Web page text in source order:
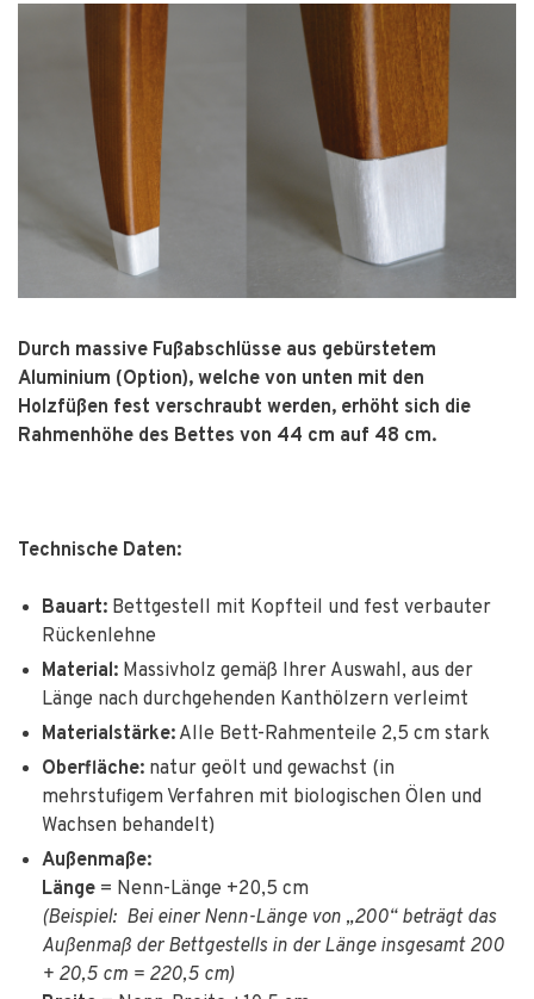
Durch massive Fußabschlüsse aus gebürstetem
Aluminium (Option), welche von unten mit den
Holzfüßen fest verschraubt werden, erhöht sich die
Rahmenhöhe des Bettes von 44 cm auf 48 cm.
Technische Daten:
Bauart: Bettgestell mit Kopfteil und fest verbauter
Rückenlehne
Material: Massivholz gemäß Ihrer Auswahl, aus der
Länge nach durchgehenden Kanthölzern verleimt
Materialstärke: Alle Bett-Rahmenteile 2,5 cm stark
Oberfläche: natur geölt und gewachst (in
mehrstufigem Verfahren mit biologischen Ölen und
Wachsen behandelt)
Außenmaße:
Länge = Nenn-Länge +20,5 cm
(Beispiel: Bei einer Nenn-Länge von „200“ beträgt das
Außenmaß der Bettgestells in der Länge insgesamt 200
+ 20,5 cm = 220,5 cm)